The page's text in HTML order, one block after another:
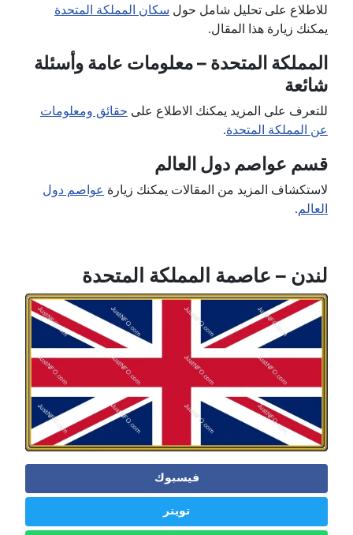
للاطلاع على تحليل شامل حول سكان المملكة المتحدة
يمكنك زيارة هذا المقال.
المملكة المتحدة – معلومات عامة وأسئلة
شائعة
للتعرف على المزيد يمكنك الاطلاع على حقائق ومعلومات
عن المملكة المتحدة.
قسم عواصم دول العالم
لاستكشاف المزيد من المقالات يمكنك زيارة عواصم دول
العالم.
لندن – عاصمة المملكة المتحدة
فيسبوك
تويتر